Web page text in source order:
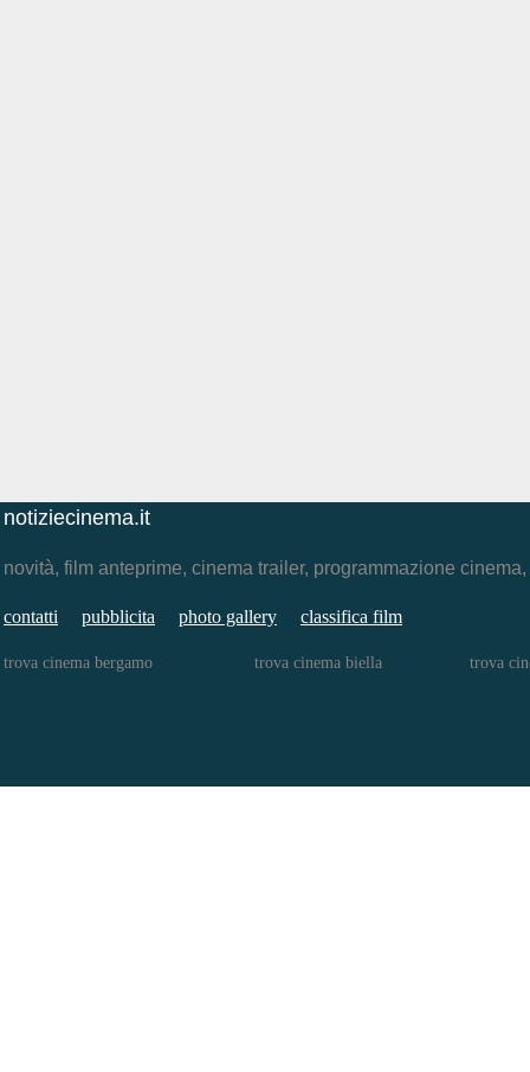
notiziecinema.it
novità, film anteprime, cinema trailer, programmazione
contatti pubblicita photo gallery classifica film
trova cinema bergamo trova cinema biella trova